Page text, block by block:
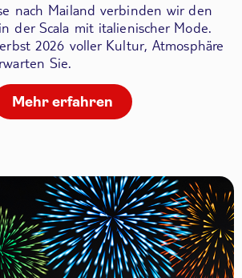
nach Mailand verbinden wir den
der Scala mit italienischer Mode.
2026 voller Kultur, Atmosphäre
Sie.
Mehr erfahren